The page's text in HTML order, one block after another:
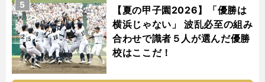
【夏の甲子園2026】「優勝は
横浜じゃない」 波乱必至の組み
合わせで識者５人が選んだ優勝
校はここだ！
5